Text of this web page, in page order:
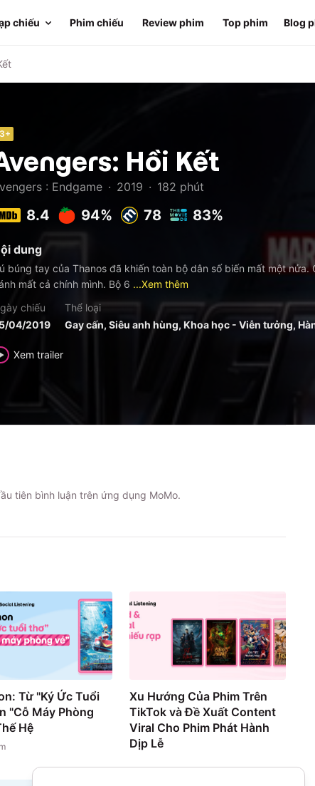
chiếu Phim chiếu Review phim Top phim Blog
Hồi Kết
: Endgame · 2019 · 182 phút
8.4 94% 78 83%
dung
búng tay của Thanos đã khiến toàn bộ dân số biến mất một
mất cả chính mình. Bộ 6 ...Xem thêm
chiếu
04/2019
Thể loại
Gay cấn, Siêu anh hùng, Khoa học - Viễn tưởng,
Xem trailer
tiên bình luận trên ứng dụng MoMo.
Từ "Ký Ức Tuổi
"Cỗ Máy Phòng
Hệ
Xu Hướng Của Phim Trên
TikTok và Đề Xuất Content
Viral Cho Phim Phát Hành
Dịp Lễ